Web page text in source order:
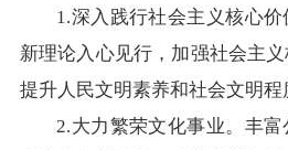
1.深入践行社会主义核心
新理论入心见行，加强社会主
提升人民文明素养和社会文明程
2.大力繁荣文化事业。丰